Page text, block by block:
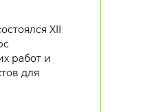
XII
работ и
для